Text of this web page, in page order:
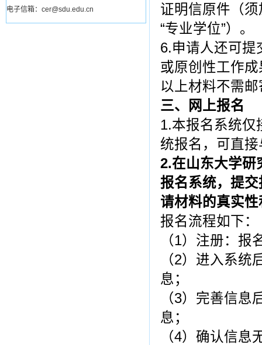
电子信箱：cer@sdu.edu.cn
证明信原件（
“专业学位”）。
6.申请人还可提
或原创性工作
以上材料不需
三、网上报名
1.本报名系统仅
统报名，可直
2.在山东大学研
报名系统，提
请材料的真实
报名流程如下：
（1）注册：
（2）进入系统
息；
（3）完善信息
息；
（4）确认信息